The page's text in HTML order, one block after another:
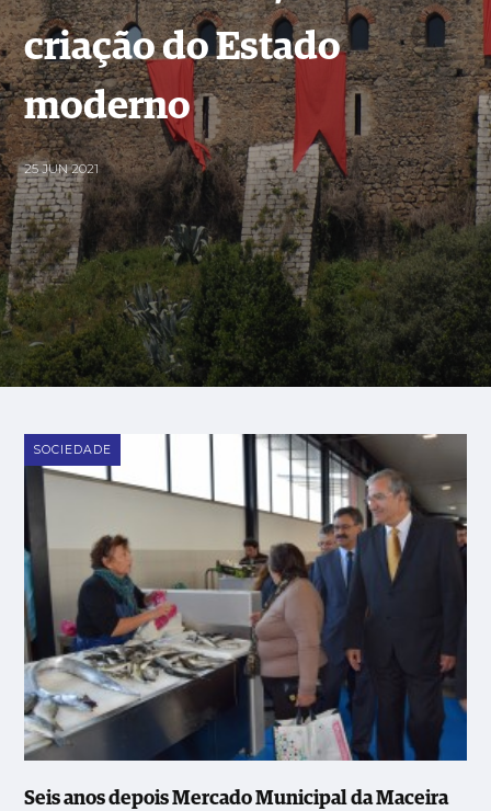
criação do Estado
moderno
25 JUN 2021
SOCIEDADE
Seis anos depois Mercado Municipal da Maceira